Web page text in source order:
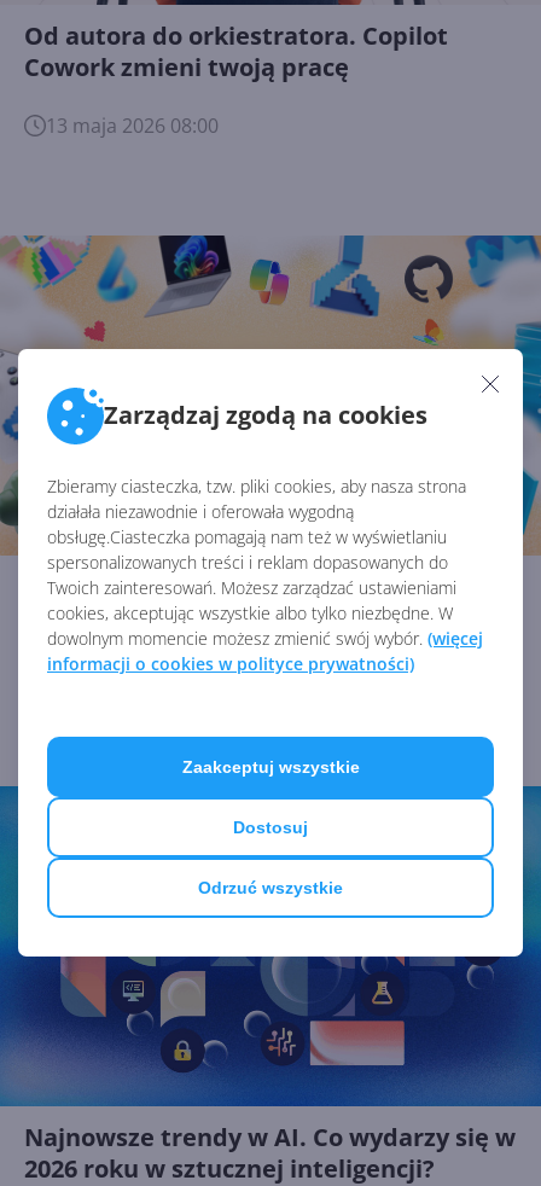
Zarządzaj zgodą na cookies
Zbieramy ciasteczka, tzw. pliki cookies, aby nasza strona
działała niezawodnie i oferowała wygodną
obsługę.Ciasteczka pomagają nam też w wyświetlaniu
spersonalizowanych treści i reklam dopasowanych do
Twoich zainteresowań. Możesz zarządzać ustawieniami
cookies, akceptując wszystkie albo tylko niezbędne. W
dowolnym momencie możesz zmienić swój wybór. (więcej
informacji o cookies w polityce prywatności)
Odrzuć wszystkie
Dostosuj
Zaakceptuj wszystkie
Od autora do orkiestratora. Copilot
Cowork zmieni twoją pracę
13 maja 2026 08:00
15 kamieni milowych w Microsoft AI. Tak
rodziła się sztuczna inteligencja
01 kwietnia 2026 12:00
Najnowsze trendy w AI. Co wydarzy się w
2026 roku w sztucznej inteligencji?